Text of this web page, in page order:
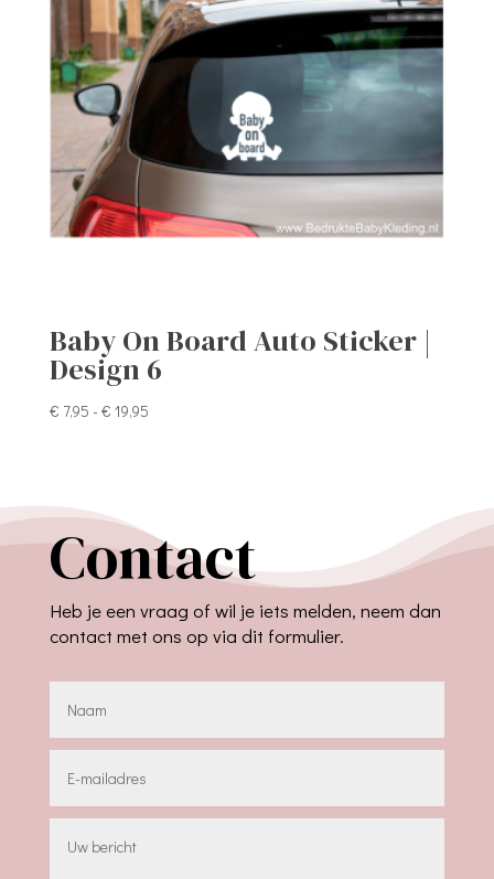
Baby On Board Auto Sticker |
Design 6
€ 7,95 - € 19,95Prijsklasse:
Contact
Heb je een vraag of wil je iets melden, neem dan
contact met ons op via dit formulier.